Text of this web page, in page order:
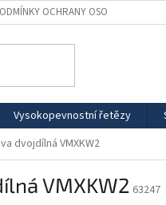
OCHRANY OSOBNÍCH ÚDAJŮ
Vysokopevnostní řetězy
dvojdílná VMXKW2
VMXKW2 63247